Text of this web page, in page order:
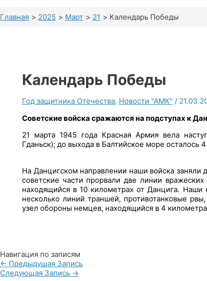
Главная 2025 Март 21 Календарь Победы
Календарь Победы
Год защитника Отечества, Новости "АМК" /
Советские войска сражаются на подступах к
21 марта 1945 года Красная Армия вела
Гданьск); до выхода в Балтийское море осталось
На Данцигском направлении наши войска заняли
советские части прорвали две линии
находящийся в 10 километрах от Данцига.
несколько линий траншей, противотанковые
узел обороны немцев, находящийся в 4
Навигация по записям
← Предыдущая Запись
Следующая Запись →